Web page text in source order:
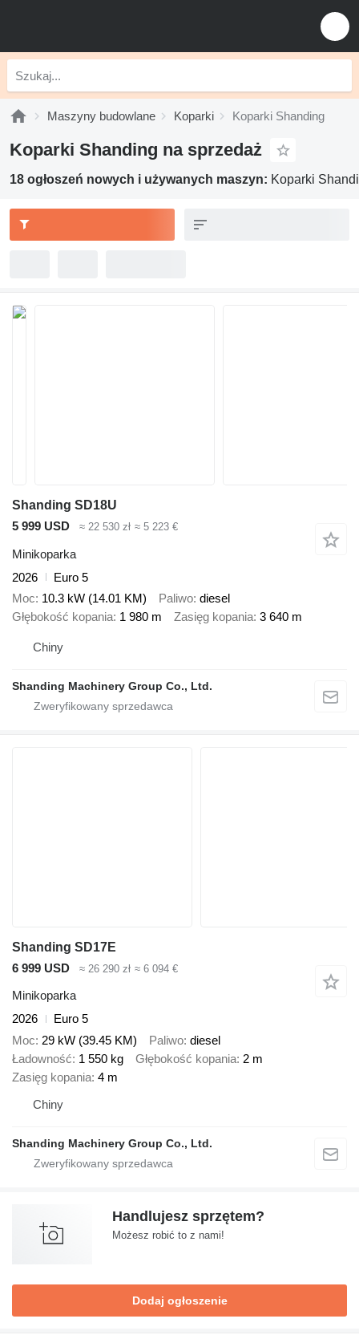
Maszyny budowlane Koparki Koparki Shanding
Koparki Shanding na sprzedaż
18 ogłoszeń nowych i używanych maszyn: Koparki
Shanding SD18U
5 999 USD
≈ 22 530 zł ≈ 5 223 €
Minikoparka
2026
Euro 5
Moc 10.3 kW (14.01 KM) Paliwo diesel
Głębokość kopania 1 980 m Zasięg kopania 3 640 m
Chiny
Shanding Machinery Group Co., Ltd.
Shanding SD17E
6 999 USD
≈ 26 290 zł ≈ 6 094 €
Minikoparka
2026
Euro 5
Moc 29 kW (39.45 KM) Paliwo diesel
Ładowność 1 550 kg Głębokość kopania 2 m
Zasięg kopania 4 m
Chiny
Shanding Machinery Group Co., Ltd.
Handlujesz sprzętem?
Możesz robić to z nami!
Dodaj ogłoszenie